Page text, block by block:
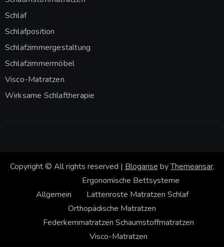
Schlaf
Schlafposition
Schlafzimmergestaltung
Schlafzimmermöbel
Visco-Matratzen
Wirksame Schlaftherapie
Copyright © All rights reserved | Blogarise byThemeansar.
Allgemein
Ergonomische Bettsysteme
Lattenroste Matratzen Schlaf
Orthopädische Matratzen
Federkernmatratzen Schaumstoffmatratzen
Visco-Matratzen